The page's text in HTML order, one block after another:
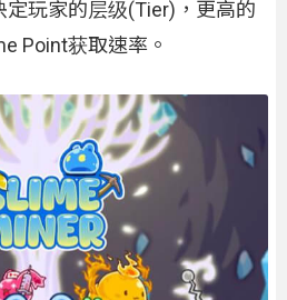
玩家的层级(Tier)，更高的
Point获取速率。